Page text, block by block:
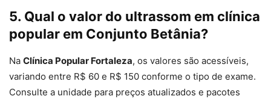
5. Qual o valor do ultrassom em clínica
popular em Conjunto Betânia?
Na Clínica Popular Fortaleza, os valores são acessíveis,
variando entre R$ 60 e R$ 150 conforme o tipo de exame.
Consulte a unidade para preços atualizados e pacotes